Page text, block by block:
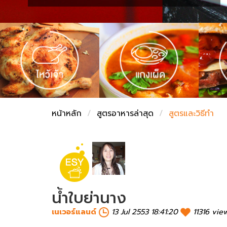
ชั่งตวงเนย
หน้าหลัก สูตรอาหารล่าสุด สูตรและวิธีทำ
น้ำใบย่านาง
เนเวอร์แลนด์ 13 Jul 2553 18:41:20 11316